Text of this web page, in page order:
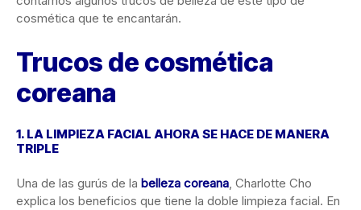
cosmética que te encantarán.
Trucos de cosmética
coreana
1. LA LIMPIEZA FACIAL AHORA SE HACE DE MANERA
TRIPLE
Una de las gurús de la belleza coreana, Charlotte Cho
explica los beneficios que tiene la doble limpieza facial. En